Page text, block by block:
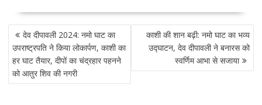
e
b
o
o
k
to
d
o
n
ai
l
ar
POST
NAVIGATION
देव दीपावली 2024: नमो घाट का
उपराष्ट्रपति ने किया लोकार्पण, काशी का
हर घाट तैयार, दीपों का चंद्रहार पहनने
को आतुर शिव की नगरी
काशी की शान बढ़ी: नमो घाट का भव्य
उद्घाटन, देव दीपावली ने बनारस को
स्वर्णिम आभा से सजाया